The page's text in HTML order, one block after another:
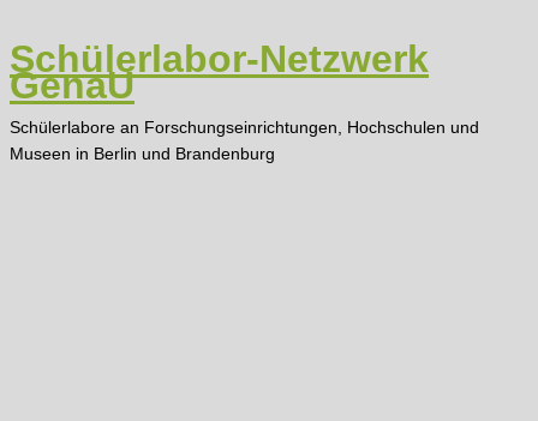
Inhalt
springen
Schülerlabor-Netzwerk
GenaU
Schülerlabore an Forschungseinrichtungen, Hochschulen und
Museen in Berlin und Brandenburg